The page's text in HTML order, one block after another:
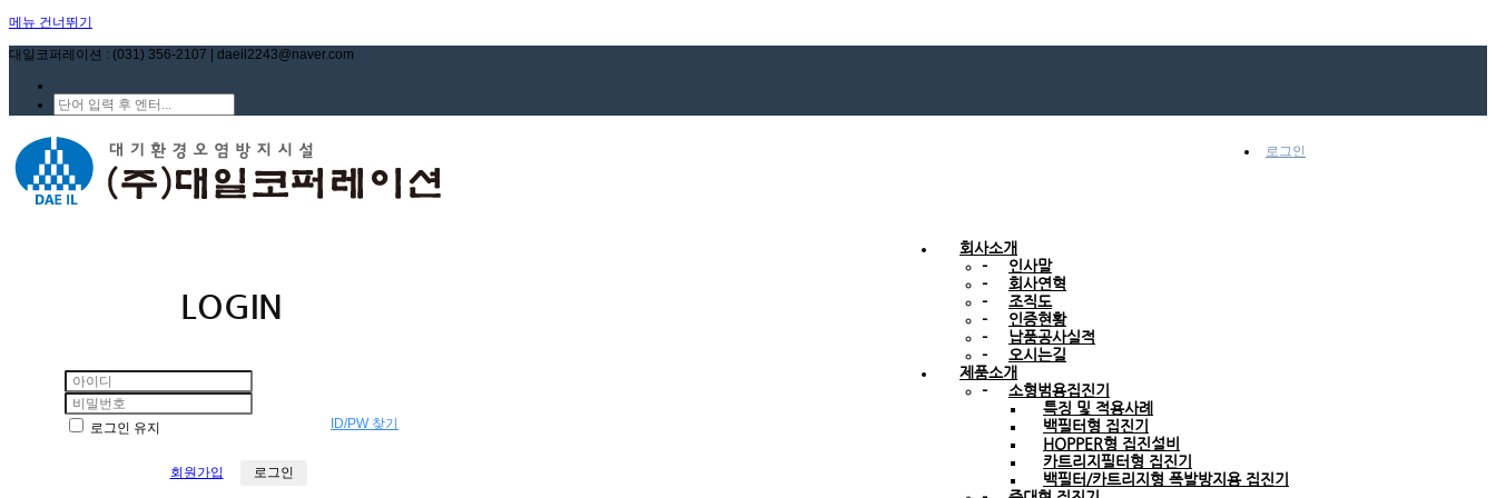
메뉴 건너뛰기
대일코퍼레이션 : (031) 356-2107 | daeil2243@naver.com
로그인
회사소개
-
인사말
-
회사연혁
-
조직도
-
인증현황
-
납품공사실적
-
오시는길
제품소개
-
소형범용집진기
특징 및 적용사례
백필터형 집진기
HOPPER형 집진설비
카트리지필터형 집진기
백필터/카트리지형 폭발방지용 집진기
LOGIN
로그인 유지 ID/PW 찾기
회원가입